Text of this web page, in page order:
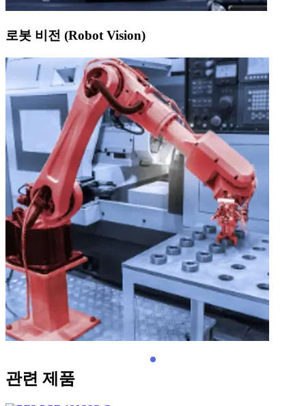
로봇 비전 (Robot Vision)
관련 제품